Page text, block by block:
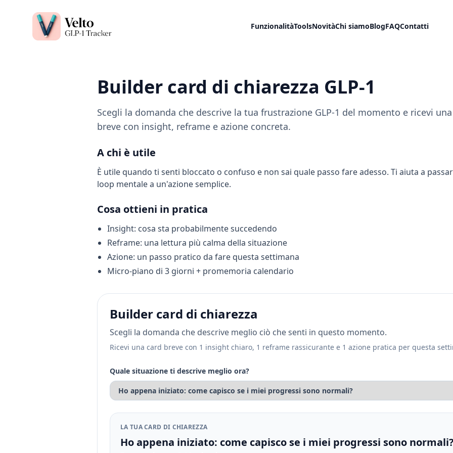
Velto GLP-1 Tracker App
FunzionalitàToolsNovitàChi siamoBlogFAQContatti
Builder card di chiarezza GLP-1
Scegli la domanda che descrive la tua frustrazione GLP-1 del momento e ricevi
breve con insight, reframe e azione concreta.
A chi è utile
È utile quando ti senti bloccato o confuso e non sai quale passo fare adesso. Ti aiuta a
loop mentale a un'azione semplice.
Cosa ottieni in pratica
Insight: cosa sta probabilmente succedendo
Reframe: una lettura più calma della situazione
Azione: un passo pratico da fare questa settimana
Micro-piano di 3 giorni + promemoria calendario
Builder card di chiarezza
Scegli la domanda che descrive meglio ciò che senti in questo momento.
Ricevi una card breve con 1 insight chiaro, 1 reframe rassicurante e 1 azione pratica per questa
Quale situazione ti descrive meglio ora?
LA TUA CARD DI CHIAREZZA
Ho appena iniziato: come capisco se i miei progressi sono normali?